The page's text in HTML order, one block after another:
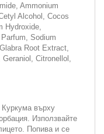
Ammonium
Alcohol, Cocos
Hydroxide,
Sodium
Root Extract,
Citronellol,
върху
Използвайте
Попива и се